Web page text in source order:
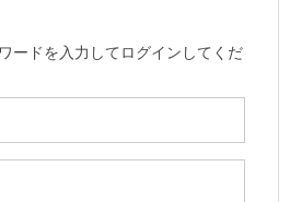
ードを入力してログインしてくだ